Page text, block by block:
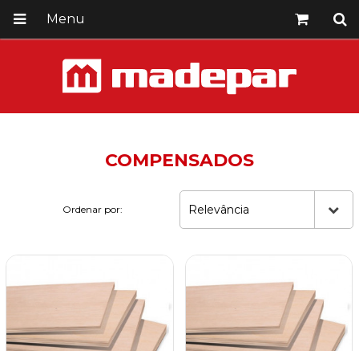
Menu
COMPENSADOS
Ordenar por: Relevância